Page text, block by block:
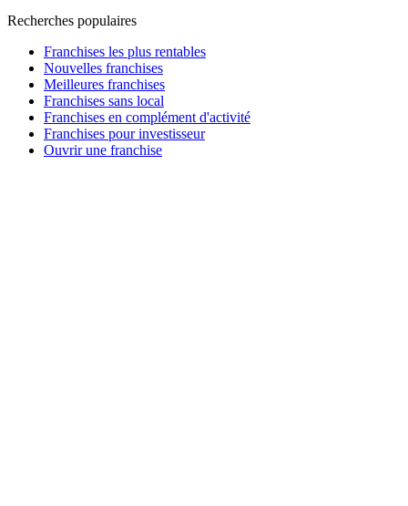
Recherches populaires
Franchises les plus rentables
Nouvelles franchises
Meilleures franchises
Franchises sans local
Franchises en complément d'activité
Franchises pour investisseur
Ouvrir une franchise